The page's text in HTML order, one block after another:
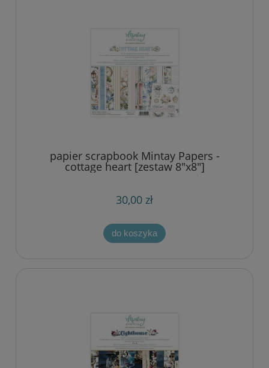
papier scrapbook Mintay Papers -
cottage heart [zestaw 8"x8"]
30,00 zł
do koszyka